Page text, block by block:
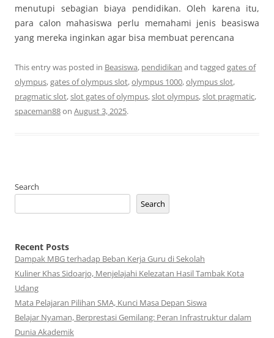
menutupi sebagian biaya pendidikan. Oleh karena itu,
para calon mahasiswa perlu memahami jenis beasiswa
yang mereka inginkan agar bisa membuat perencana
This entry was posted in Beasiswa, pendidikan and tagged gates of
olympus,gates of olympus slot,olympus 1000,olympus slot,
pragmatic slot,slot gates of olympus,slot olympus,slot pragmatic,
spaceman88on August 3, 2025.
Search
Search
Recent Posts
Dampak MBG terhadap Beban Kerja Guru di Sekolah
Kuliner Khas Sidoarjo, Menjelajahi Kelezatan Hasil Tambak Kota
Udang
Mata Pelajaran Pilihan SMA, Kunci Masa Depan Siswa
Belajar Nyaman, Berprestasi Gemilang: Peran Infrastruktur dalam
Dunia Akademik